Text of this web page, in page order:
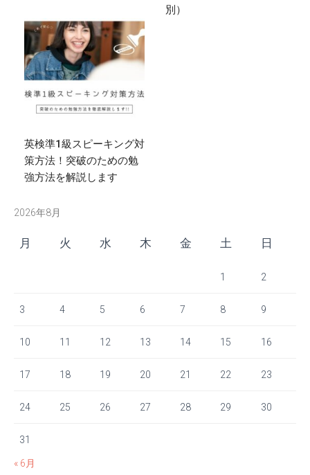
別）
英検準1級スピーキング対
策方法！突破のための勉
強方法を解説します
2026年8月
月 火 水 木 金 土 日
1 2
3 4 5 6 7 8 9
10 11 12 13 14 15 16
17 18 19 20 21 22 23
24 25 26 27 28 29 30
31
« 6月